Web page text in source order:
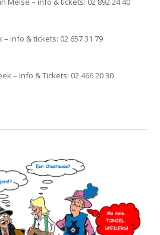
– info & tickets: 02 657 31 79
– Info & Tickets: 02 466 20 30